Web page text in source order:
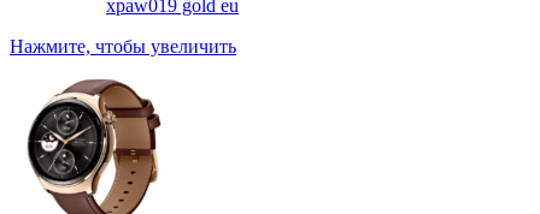
Нажмите, чтобы увеличить